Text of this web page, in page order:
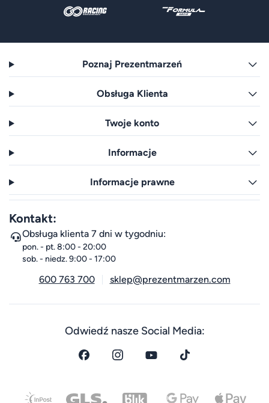
Poznaj Prezentmarzeń
Obsługa Klienta
Twoje konto
Informacje
Informacje prawne
Kontakt:
Obsługa klienta 7 dni w tygodniu:
pon. - pt. 8:00 - 20:00
sob. - niedz. 9:00 - 17:00
600 763 700 sklep@prezentmarzen.com
Odwiedź nasze Social Media: